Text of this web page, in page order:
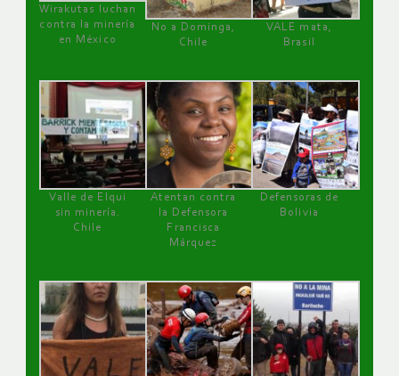
Wirakutas luchan
contra la minería
en México
No a Dominga,
Chile
VALE mata,
Brasil
Valle de Elqui
sin minería.
Chile
Atentan contra
la Defensora
Francisca
Márquez
Defensoras de
Bolivia